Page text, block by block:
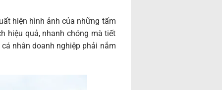
hiện hình ảnh của những tấm
hiệu quả, nhanh chóng mà tiết
nhân doanh nghiệp phải nắm